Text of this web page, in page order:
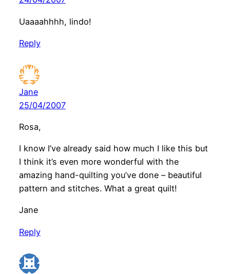
Uaaaahhhh, lindo!
Reply
Jane
25/04/2007
Rosa,
I know I’ve already said how much I like this but
I think it’s even more wonderful with the
amazing hand-quilting you’ve done – beautiful
pattern and stitches. What a great quilt!
Jane
Reply